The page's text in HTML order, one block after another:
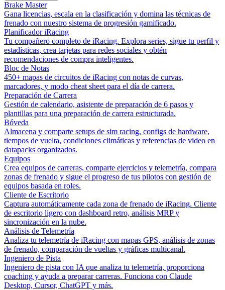
Brake Master
Gana licencias, escala en la clasificación y domina las técnicas de
frenado con nuestro sistema de progresión gamificado.
Planificador iRacing
Tu compañero completo de iRacing. Explora series, sigue tu perfil y
estadísticas, crea tarjetas para redes sociales y obtén
recomendaciones de compra inteligentes.
Bloc de Notas
450+ mapas de circuitos de iRacing con notas de curvas,
marcadores, y modo cheat sheet para el día de carrera.
Preparación de Carrera
Gestión de calendario, asistente de preparación de 6 pasos y
plantillas para una preparación de carrera estructurada.
Bóveda
Almacena y comparte setups de sim racing, configs de hardware,
tiempos de vuelta, condiciones climáticas y referencias de video en
datapacks organizados.
Equipos
Crea equipos de carreras, comparte ejercicios y telemetría, compara
zonas de frenado y sigue el progreso de tus pilotos con gestión de
equipos basada en roles.
Cliente de Escritorio
Captura automáticamente cada zona de frenado de iRacing. Cliente
de escritorio ligero con dashboard retro, análisis MRP y
sincronización en la nube.
Análisis de Telemetría
Analiza tu telemetría de iRacing con mapas GPS, análisis de zonas
de frenado, comparación de vueltas y gráficas multicanal.
Ingeniero de Pista
Ingeniero de pista con IA que analiza tu telemetría, proporciona
coaching y ayuda a preparar carreras. Funciona con Claude
Desktop, Cursor, ChatGPT y más.